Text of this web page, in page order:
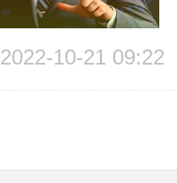
2022-10-21 09:22